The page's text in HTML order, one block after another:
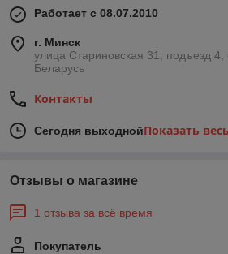
Работает с 08.07.2010
г. Минск
улица Стариновская 31, подъезд
Беларусь
Контакты
Сегодня выходнойПоказать
Отзывы о магазине
1 отзыва за всё время
Покупатель